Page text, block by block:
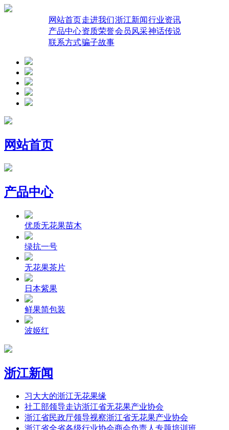
网站首页走进我们浙江新闻行业资讯
产品中心资质荣誉会员风采神话传说
联系方式骗子故事
网站首页
产品中心
优质无花果苗木
绿抗一号
无花果茶片
日本紫果
鲜果简包装
波姬红
浙江新闻
习大大的浙江无花果缘
社工部领导走访浙江省无花果产业协会
浙江省民政厅领导视察浙江省无花果产业协会